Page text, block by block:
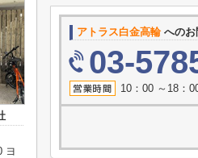
アトラス白金高輪 へのお
03-
10：00 ～18：
ヨ